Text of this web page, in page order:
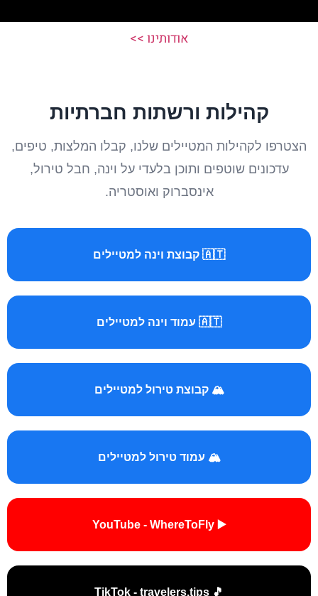
אודותינו >>
קהילות ורשתות חברתיות
הצטרפו לקהילות המטיילים שלנו, קבלו המלצות, טיפים,
עדכונים שוטפים ותוכן בלעדי על וינה, חבל טירול,
אינסברוק ואוסטריה.
🇦🇹 קבוצת וינה למטיילים
🇦🇹 עמוד וינה למטיילים
🏔️ קבוצת טירול למטיילים
🏔️ עמוד טירול למטיילים
▶️ YouTube - WhereToFly
🎵 TikTok - travelers.tips